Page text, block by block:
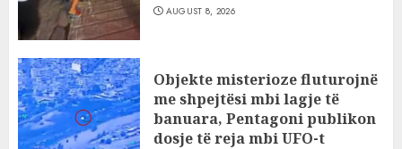
AUGUST 8, 2026
Objekte misterioze fluturojnë
me shpejtësi mbi lagje të
banuara, Pentagoni publikon
dosje të reja mbi UFO-t